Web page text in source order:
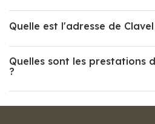
Quelle est l'adresse de
Quelles sont les prestations
?